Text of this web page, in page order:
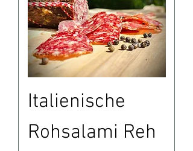
Italienische
Rohsalami Reh